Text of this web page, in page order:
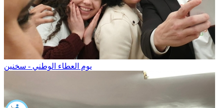
يوم العطاء الوطني - سخنين